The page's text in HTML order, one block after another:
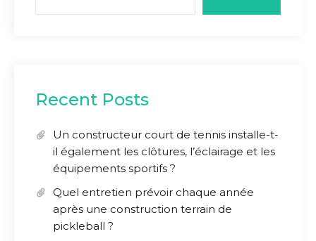
Recent Posts
Un constructeur court de tennis installe-t-
il également les clôtures, l’éclairage et les
équipements sportifs ?
Quel entretien prévoir chaque année
après une construction terrain de
pickleball ?